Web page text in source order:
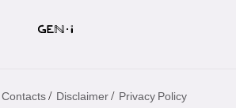
Contacts / Disclaimer / Privacy Policy